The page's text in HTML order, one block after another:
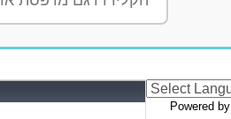
Powered by